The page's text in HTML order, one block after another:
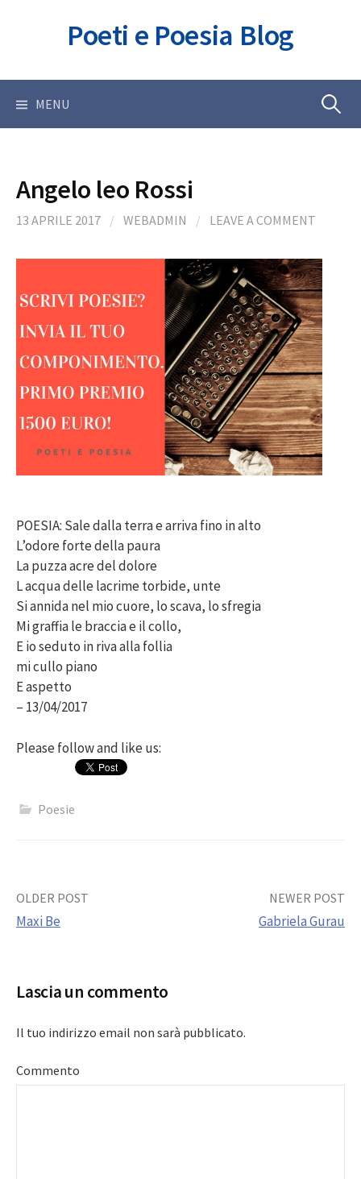
Poeti e Poesia Blog
MENU Ricerca
Angelo leo Rossi
13 APRILE 2017 / WEBADMIN / LEAVE A COMMENT
POESIA: Sale dalla terra e arriva fino in alto
L’odore forte della paura
La puzza acre del dolore
L acqua delle lacrime torbide, unte
Si annida nel mio cuore, lo scava, lo sfregia
Mi graffia le braccia e il collo,
E io seduto in riva alla follia
mi cullo piano
E aspetto
– 13/04/2017
Please follow and like us:
Poesie
Post
OLDER POST
Maxi Be
NEWER POST
Gabriela Gurau
Lascia un commento
Il tuo indirizzo email non sarà pubblicato.
Commento